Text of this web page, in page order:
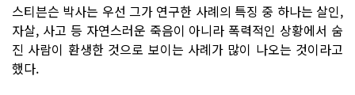
스티븐슨 박사는 우선 그가 연구한 사례의 특징 중 하나는 살인,
자살, 사고 등 자연스러운 죽음이 아니라 폭력적인 상황에서 숨
진 사람이 환생한 것으로 보이는 사례가 많이 나오는 것이라고
했다.